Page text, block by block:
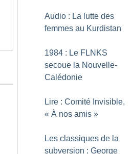
Audio : La lutte des
femmes au Kurdistan
1984 : Le FLNKS
secoue la Nouvelle-
Calédonie
Lire : Comité Invisible,
« À nos amis »
Les classiques de la
subversion : George